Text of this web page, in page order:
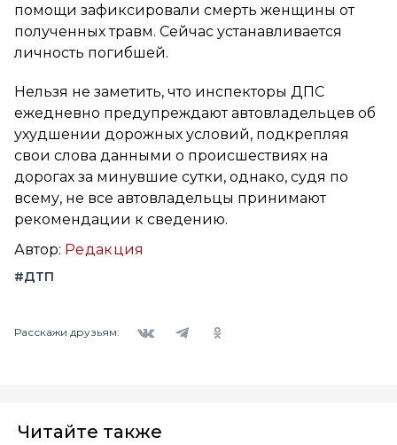
помощи зафиксировали смерть женщины от
полученных травм. Сейчас устанавливается
личность погибшей.
Нельзя не заметить, что инспекторы ДПС
ежедневно предупреждают автовладельцев об
ухудшении дорожных условий, подкрепляя
свои слова данными о происшествиях на
дорогах за минувшие сутки, однако, судя по
всему, не все автовладельцы принимают
рекомендации к сведению.
Автор: Редакция
#ДТП
Расскажи друзьям:
Читайте также